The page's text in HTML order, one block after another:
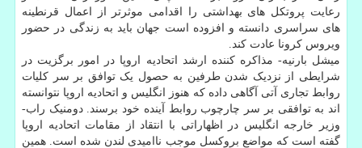
رعایت پروتکل های بهداشتی را اقدامی موثرتر از اعمال قرنطینه
های سراسری دانسته و افزوده است جهان باید به زندگی در حضور
ویروس کرونا عادت کند.
میشل بارنیه- مذاکره کننده ارشد اتحادیه اروپا در امور برگزیت در
شرایطی از نزدیک شدن طرفین به حصول یک توافق بر سر کلیات
روابط تجاری آتی آگاهی داده که هنوز انگلیس و اتحادیه اروپا نتوانسته
اند به توافقی بر سر چارچوب روابط آینده خود برسند. دومنیک راب-
وزیر خارجه انگلیس در اظهاراتی با انتقاد از مقامات اتحادیه اروپا
گفته است که مواضع بروکسل موجب ناامیدی لندن شده است. همین